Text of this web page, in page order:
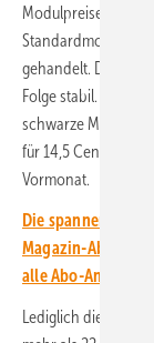
Modulpreisen. Wie
Standardmodule für
gehandelt. Damit
Folge stabil.
schwarze Module
für 14,5 Cent pro
Vormonat.
Die spannendsten
Magazin-
alle Abo-
Lediglich die